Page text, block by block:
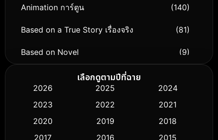
Animation การ์ตูน (140)
Based on a True Story เรื่องจริง (81)
Based on Novel (9)
Biography ชีวิตจริง
Classic หนังคลาสสิก (50)
เลือกดูตามปีที่ฉาย
2026 2025
2024
2023
2022
2021
2020
2019
2018
2017
2016
2015